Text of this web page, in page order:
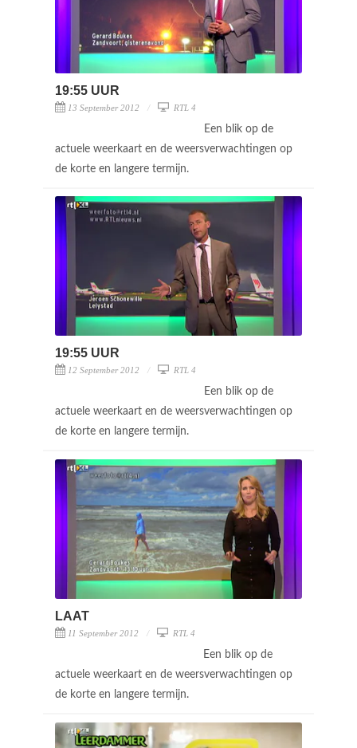
19:55 UUR
13 September 2012 RTL 4
Een blik op de
actuele weerkaart en de weersverwachtingen op
de korte en langere termijn.
19:55 UUR
12 September 2012 RTL 4
Een blik op de
actuele weerkaart en de weersverwachtingen op
de korte en langere termijn.
LAAT
11 September 2012 RTL 4
Een blik op de
actuele weerkaart en de weersverwachtingen op
de korte en langere termijn.